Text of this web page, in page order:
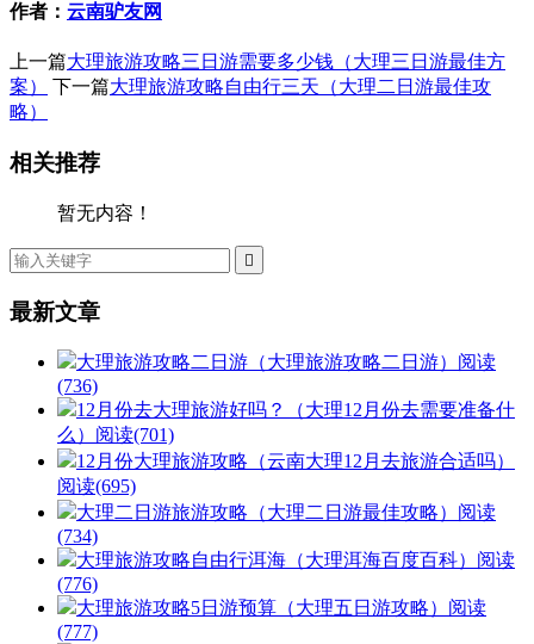
作者： 云南驴友网
上一篇大理旅游攻略三日游需要多少钱（大理三日游最佳方
案）
下一篇大理旅游攻略自由行三天（大理二日游最佳攻
略）
相关推荐
暂无内容！

最新文章
大理旅游攻略二日游（大理旅游攻略二日游） 阅读
(736)
12月份去大理旅游好吗？（大理12月份去需要准备什
么） 阅读(701)
12月份大理旅游攻略（云南大理12月去旅游合适吗）
阅读(695)
大理二日游旅游攻略（大理二日游最佳攻略） 阅读
(734)
大理旅游攻略自由行洱海（大理洱海百度百科） 阅读
(776)
大理旅游攻略5日游预算（大理五日游攻略） 阅读
(777)